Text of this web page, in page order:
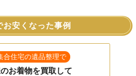
お安くなった事例
合住宅の遺品整理で
お着物を買取して